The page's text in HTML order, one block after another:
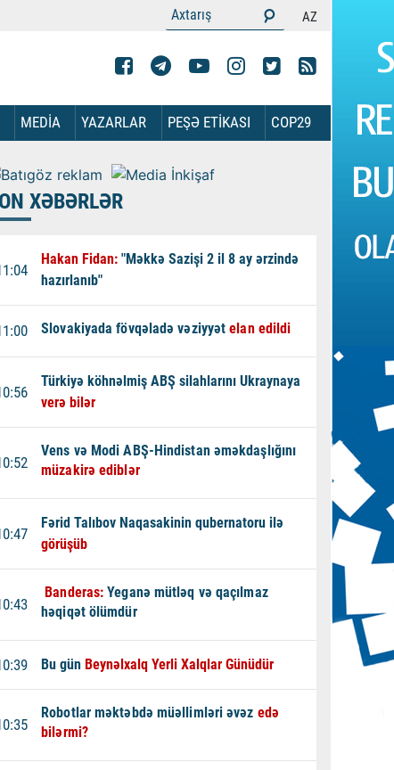
AZ
MEDİA YAZARLAR PEŞƏ ETİKASI COP29
XƏBƏRLƏR
Hakan Fidan: "Məkkə Sazişi 2 il 8 ay ərzində
hazırlanıb"
Slovakiyada fövqəladə vəziyyətelan edildi
Türkiyə köhnəlmiş ABŞ silahlarını Ukraynaya
verə bilər
Vens və Modi ABŞ-Hindistan əməkdaşlığını
müzakirə ediblər
Fərid Talıbov Naqasakinin qubernatoru ilə
görüşüb
Banderas: Yeganə mütləq və qaçılmaz
həqiqət ölümdür
Bu gün Beynəlxalq Yerli Xalqlar Günüdür
Robotlar məktəbdə müəllimləri əvəz edə
bilərmi?